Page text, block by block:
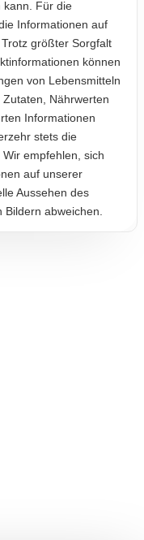
kann. Für die
Informationen auf
größter Sorgfalt
können
von Lebensmitteln
Nährwerten
Informationen
stets die
empfehlen, sich
auf unserer
Aussehen des
abweichen.